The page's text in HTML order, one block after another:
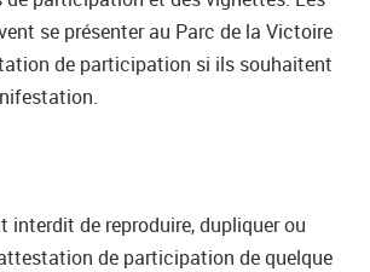
se présenter au Parc de la Victoire
de participation si ils souhaitent
interdit de reproduire, dupliquer ou
de participation de quelque